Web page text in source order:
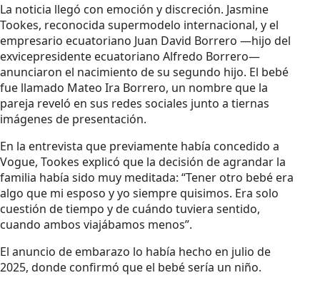
La noticia llegó con emoción y discreción. Jasmine
Tookes, reconocida supermodelo internacional, y el
empresario ecuatoriano Juan David Borrero —hijo del
exvicepresidente ecuatoriano Alfredo Borrero—
anunciaron el nacimiento de su segundo hijo. El bebé
fue llamado Mateo Ira Borrero, un nombre que la
pareja reveló en sus redes sociales junto a tiernas
imágenes de presentación.
En la entrevista que previamente había concedido a
Vogue, Tookes explicó que la decisión de agrandar la
familia había sido muy meditada: “Tener otro bebé era
algo que mi esposo y yo siempre quisimos. Era solo
cuestión de tiempo y de cuándo tuviera sentido,
cuando ambos viajábamos menos”.
El anuncio de embarazo lo había hecho en julio de
2025, donde confirmó que el bebé sería un niño.